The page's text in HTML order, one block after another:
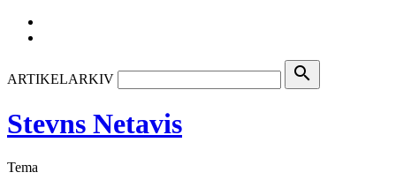
ARTIKELARKIV search
Stevns Netavis
Tema